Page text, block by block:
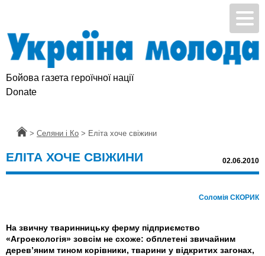
Бойова газета героїчної нації
Підтримай УМ
Головна
> Селяни і Ко > Еліта хоче свіжини
ЕЛІТА ХОЧЕ СВІЖИНИ 02.06.2010
Соломія СКОРИК
На звичну тваринницьку ферму підприємство
«Агроекологія» зовсім не схоже: обплетені звичайним
дерев’яним тином корівники, тварини у відкритих загонах,